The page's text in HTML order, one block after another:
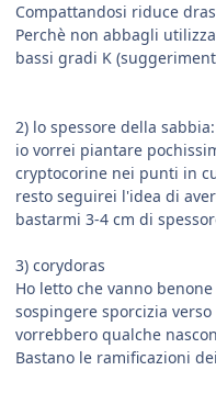
Compattandosi riduce
Perchè non abbagli
bassi gradi K
2) lo spessore della sabbia:
io vorrei piantare
cryptocorine nei punti in
resto seguirei l'idea di
bastarmi 3-4 cm di
3) corydoras
Ho letto che vanno
sospingere sporcizia
vorrebbero qualche
Bastano le ramificazioni